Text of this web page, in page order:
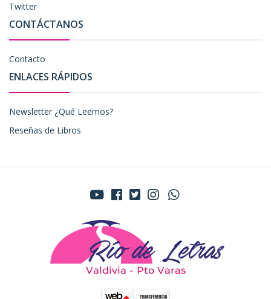
Twitter
CONTÁCTANOS
Contacto
ENLACES RÁPIDOS
Newsletter ¿Qué Leemos?
Reseñas de Libros